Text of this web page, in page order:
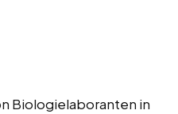
Biologielaboranten in